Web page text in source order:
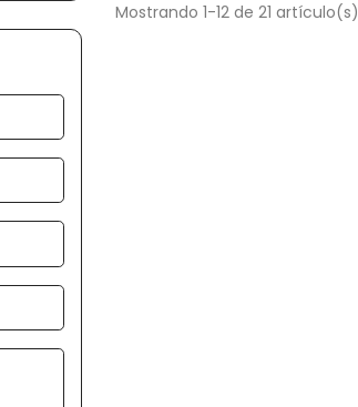
Mostrando 1-12 de 21 artículo(s)